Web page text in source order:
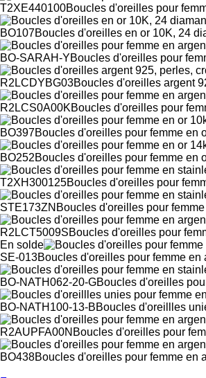
T2XE440100Boucles d'oreilles pour
BO107Boucles d'oreilles en or 10K, 24
BO-SARAH-YBoucles d'oreilles pour
R2LCDYBG03Boucles d'oreilles argent
R2LCS0A00KBoucles d'oreilles pour
BO397Boucles d'oreilles pour femme en
BO252Boucles d'oreilles pour femme en
T2XH300125Boucles d'oreilles pour
STE173ZN Boucles d'oreilles pour
R2LCT5009SBoucles d'oreilles pour
En solde
SE-013Boucles d'oreilles pour femme
BO-NATH062-20-GBoucles d'oreilles
BO-NATH100-13-BBoucles d'oreillles
R2AUPFA00N Boucles d'oreilles pour
BO438Boucles d'oreilles pour femme en